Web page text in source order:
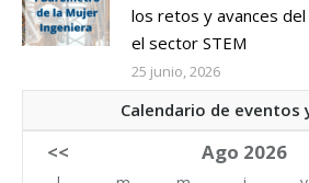
los retos y avances
el sector STEM
25 junio, 2026
Calendario de eventos
<< Ago 2026